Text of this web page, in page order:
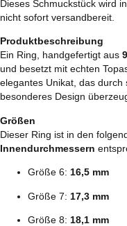
Dieses Schmuckstück wird
nicht sofort versandbereit.
Produktbeschreibung
Ein Ring, handgefertigt aus
und besetzt mit echten
elegantes Unikat, das
besonderes Design
Größen
Dieser Ring ist in den
Innendurchmessern
Größe 6: 16,5 mm
Größe 7: 17,3 mm
Größe 8: 18,1 mm